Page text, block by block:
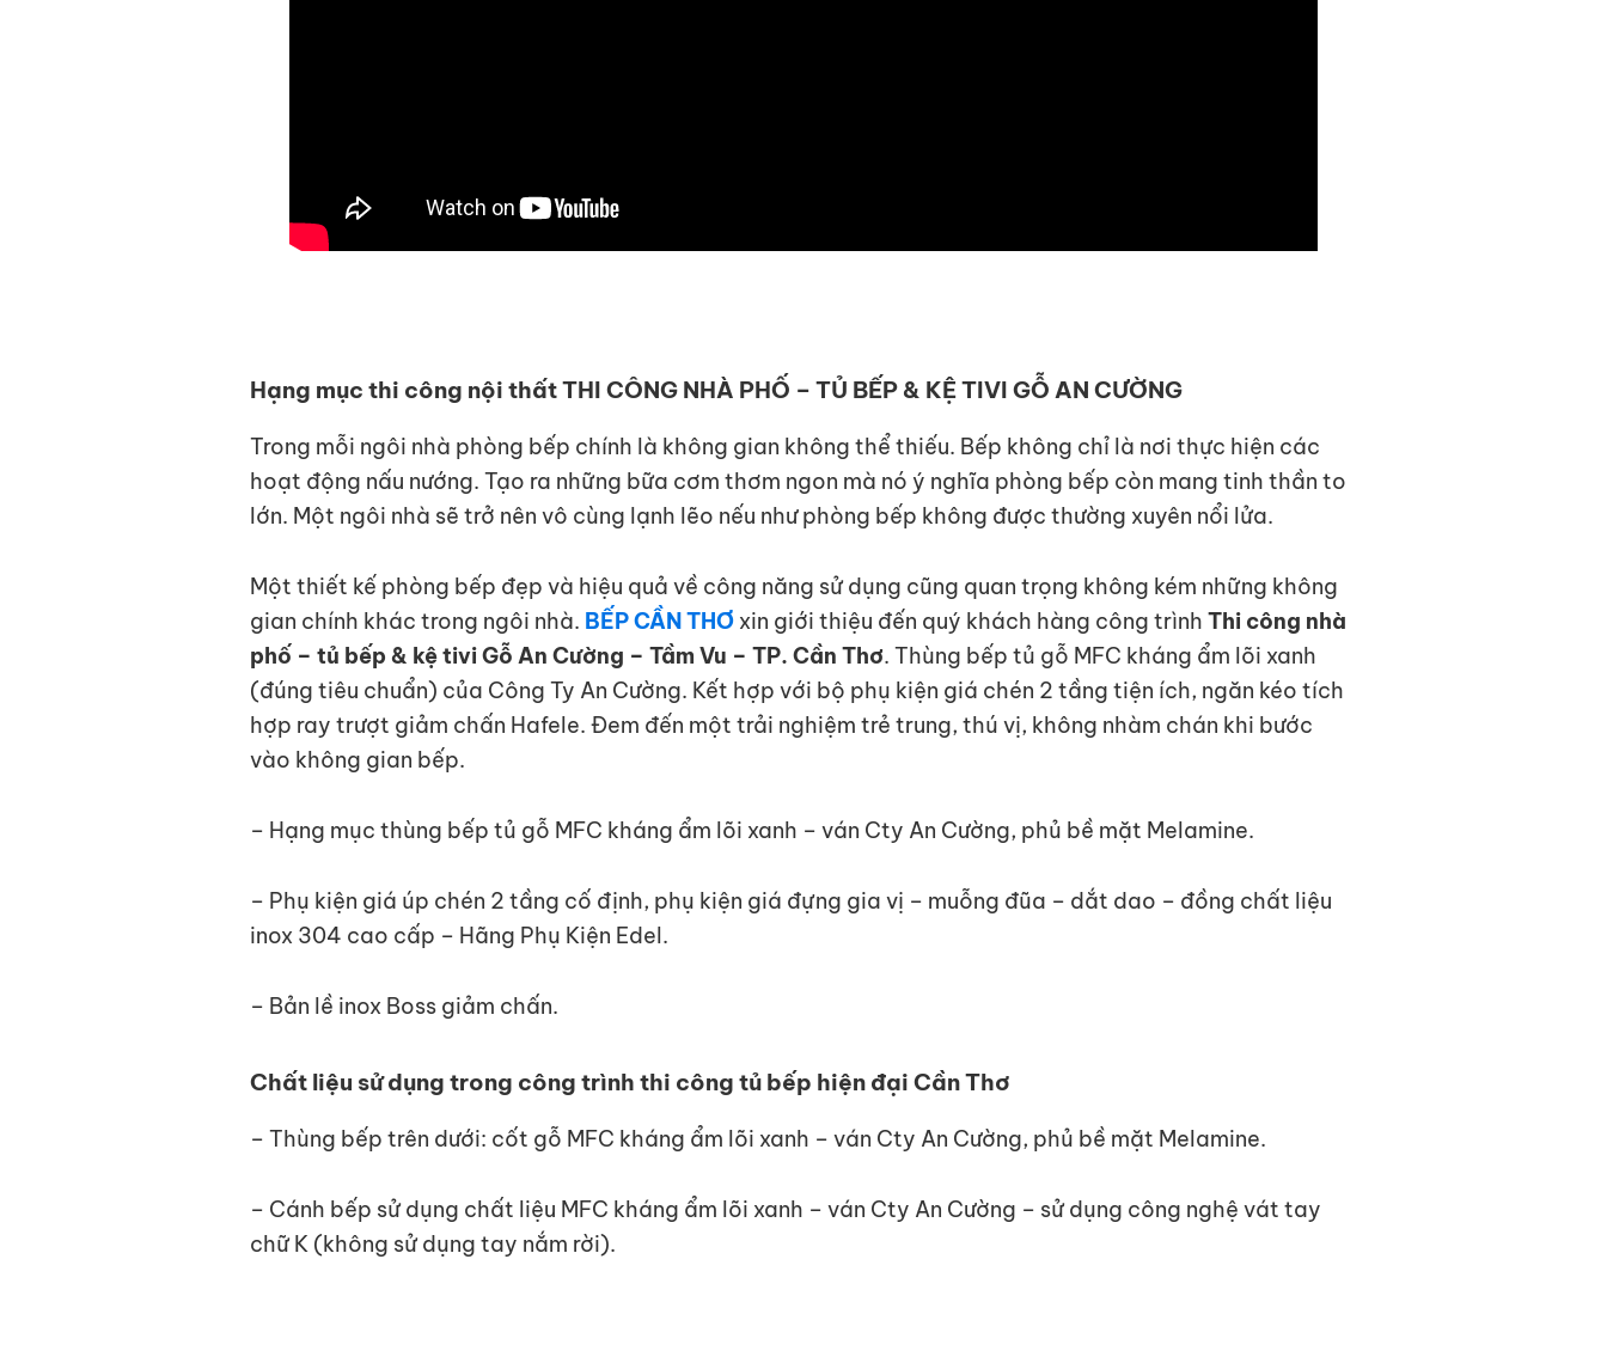
Hạng mục thi công nội thất THI CÔNG NHÀ PHỐ – TỦ BẾP & KỆ TIVI GỖ AN CƯỜNG
Trong mỗi ngôi nhà phòng bếp chính là không gian không thể thiếu. Bếp không chỉ là nơi thực hiện các
hoạt động nấu nướng. Tạo ra những bữa cơm thơm ngon mà nó ý nghĩa phòng bếp còn mang tinh thần to
lớn. Một ngôi nhà sẽ trở nên vô cùng lạnh lẽo nếu như phòng bếp không được thường xuyên nổi lửa.
Một thiết kế phòng bếp đẹp và hiệu quả về công năng sử dụng cũng quan trọng không kém những không
gian chính khác trong ngôi nhà. BẾP CẦN THƠ xin giới thiệu đến quý khách hàng công trình Thi công nhà
phố – tủ bếp & kệ tivi Gỗ An Cường – Tầm Vu – TP. Cần Thơ. Thùng bếp tủ gỗ MFC kháng ẩm lõi xanh
(đúng tiêu chuẩn) của Công Ty An Cường. Kết hợp với bộ phụ kiện giá chén 2 tầng tiện ích, ngăn kéo tích
hợp ray trượt giảm chấn Hafele. Đem đến một trải nghiệm trẻ trung, thú vị, không nhàm chán khi bước
vào không gian bếp.
– Hạng mục thùng bếp tủ gỗ MFC kháng ẩm lõi xanh – ván Cty An Cường, phủ bề mặt Melamine.
– Phụ kiện giá úp chén 2 tầng cố định, phụ kiện giá đựng gia vị – muỗng đũa – dắt dao – đồng chất liệu
inox 304 cao cấp – Hãng Phụ Kiện Edel.
– Bản lề inox Boss giảm chấn.
Chất liệu sử dụng trong công trình thi công tủ bếp hiện đại Cần Thơ
– Thùng bếp trên dưới: cốt gỗ MFC kháng ẩm lõi xanh – ván Cty An Cường, phủ bề mặt Melamine.
– Cánh bếp sử dụng chất liệu MFC kháng ẩm lõi xanh – ván Cty An Cường – sử dụng công nghệ vát tay
chữ K (không sử dụng tay nắm rời).